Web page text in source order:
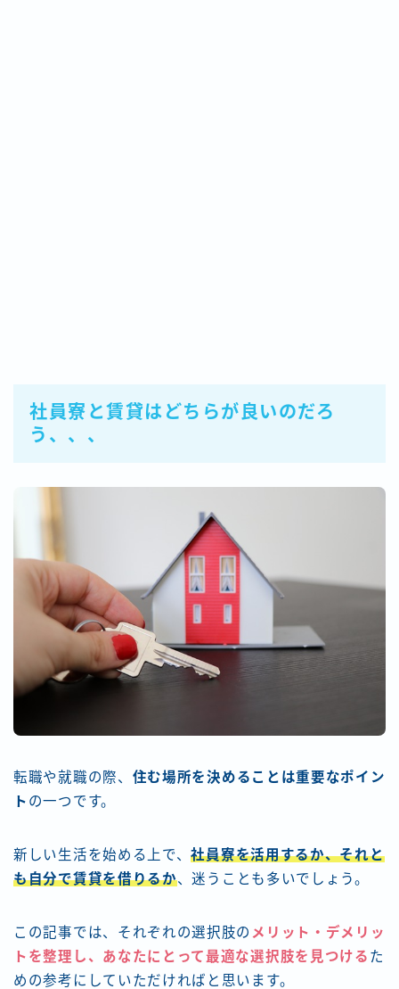
社員寮と賃貸はどちらが良いのだろ
う、、、
転職や就職の際、 住む場所を決めることは重要なポイン
ト の一つです。
新しい生活を始める上で、社員寮を活用するか、それと
も自分で賃貸を借りるか、迷うことも多いでしょう。
この記事では、それぞれの選択肢の メリット・デメリッ
トを整理し、あなたにとって最適な選択肢を見つける た
めの参考にしていただければと思います。